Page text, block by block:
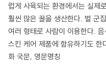
럽게 사육되는 환경에서는 실제
훨씬 많은 꿀을 생산한다. 벌 군
여러 형태로 사람이 이용한다.
스킨 케어 제품에 함유하기도 한
화 국문, 영문명칭